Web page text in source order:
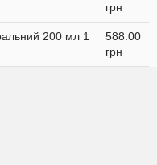
грн
200 мл 1
588.00
грн